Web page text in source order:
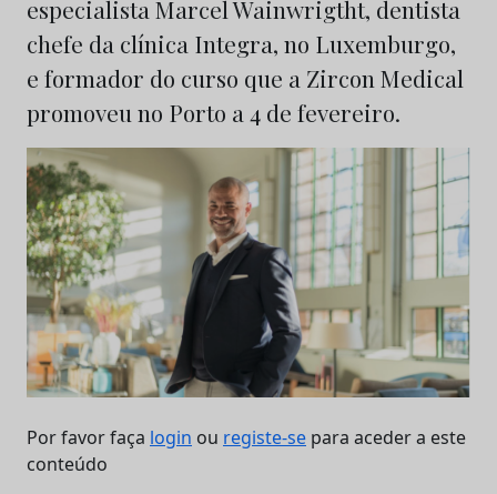
especialista Marcel Wainwrigtht, dentista
chefe da clínica Integra, no Luxemburgo,
e formador do curso que a Zircon Medical
promoveu no Porto a 4 de fevereiro.
Por favor faça login ou registe-se para aceder a este
conteúdo